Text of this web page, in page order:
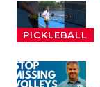
PICKLEBALL